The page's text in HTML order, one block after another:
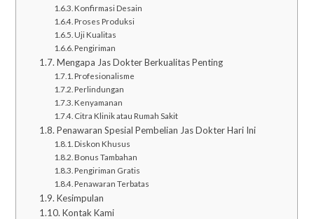
Konfirmasi Desain
Proses Produksi
Uji Kualitas
Pengiriman
Mengapa Jas Dokter Berkualitas Penting
Profesionalisme
Perlindungan
Kenyamanan
Citra Klinik atau Rumah Sakit
Penawaran Spesial Pembelian Jas Dokter Hari Ini
Diskon Khusus
Bonus Tambahan
Pengiriman Gratis
Penawaran Terbatas
Kesimpulan
Kontak Kami